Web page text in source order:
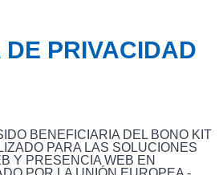
DE PRIVACIDAD
BENEFICIARIA DEL BONO KIT
PARA LAS SOLUCIONES
Y PRESENCIA WEB EN